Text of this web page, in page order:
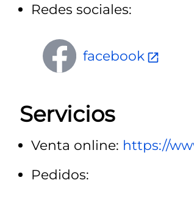
Redes sociales:
facebook
Servicios
Venta online: https://
Pedidos: